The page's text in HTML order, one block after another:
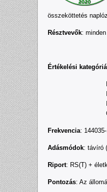
összeköttetés
Résztvevők:
Értékelési
Frekvencia:
Adásmódok: távíró
Riport: RS(T) +
Pontozás: Az